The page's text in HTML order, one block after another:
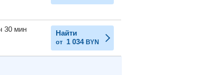
30 мин Найти
от 1 034 BYN